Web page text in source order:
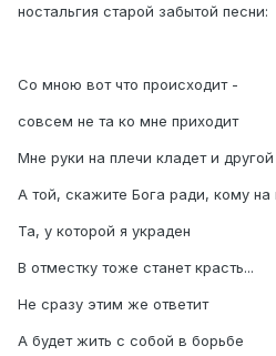
ностальгия старой забытой песни:
Со мною вот что происходит -
совсем не та ко мне приходит
Мне руки на плечи кладет и
А той, скажите Бога ради, кому на
Та, у которой я украден
В отместку тоже станет красть...
Не сразу этим же ответит
А будет жить с собой в борьбе